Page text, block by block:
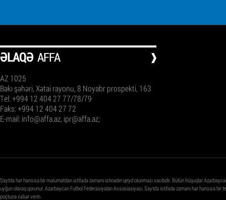
ƏLAQƏ AFFA
AZ 1025
Bakı şəhəri, Xətai rayonu, 8 Noyabr prospekti, 163
Tel: +994 12 404 27 77/78/79
Faks: +994 12 404 27 72
E-mail: info@affa.az, ipr@affa.az;
Saytda hər hansısa bir məlumatdan istifadə zamanı istinadın qeyd olunması vacibdir. Bütün hüquqlar
uyğun olaraq qorunur. Azərbaycan Futbol Federasiyaları Assosiasiyası. Saytda istifadə zamanı hər hansısa
poçtuna xəbər verin.